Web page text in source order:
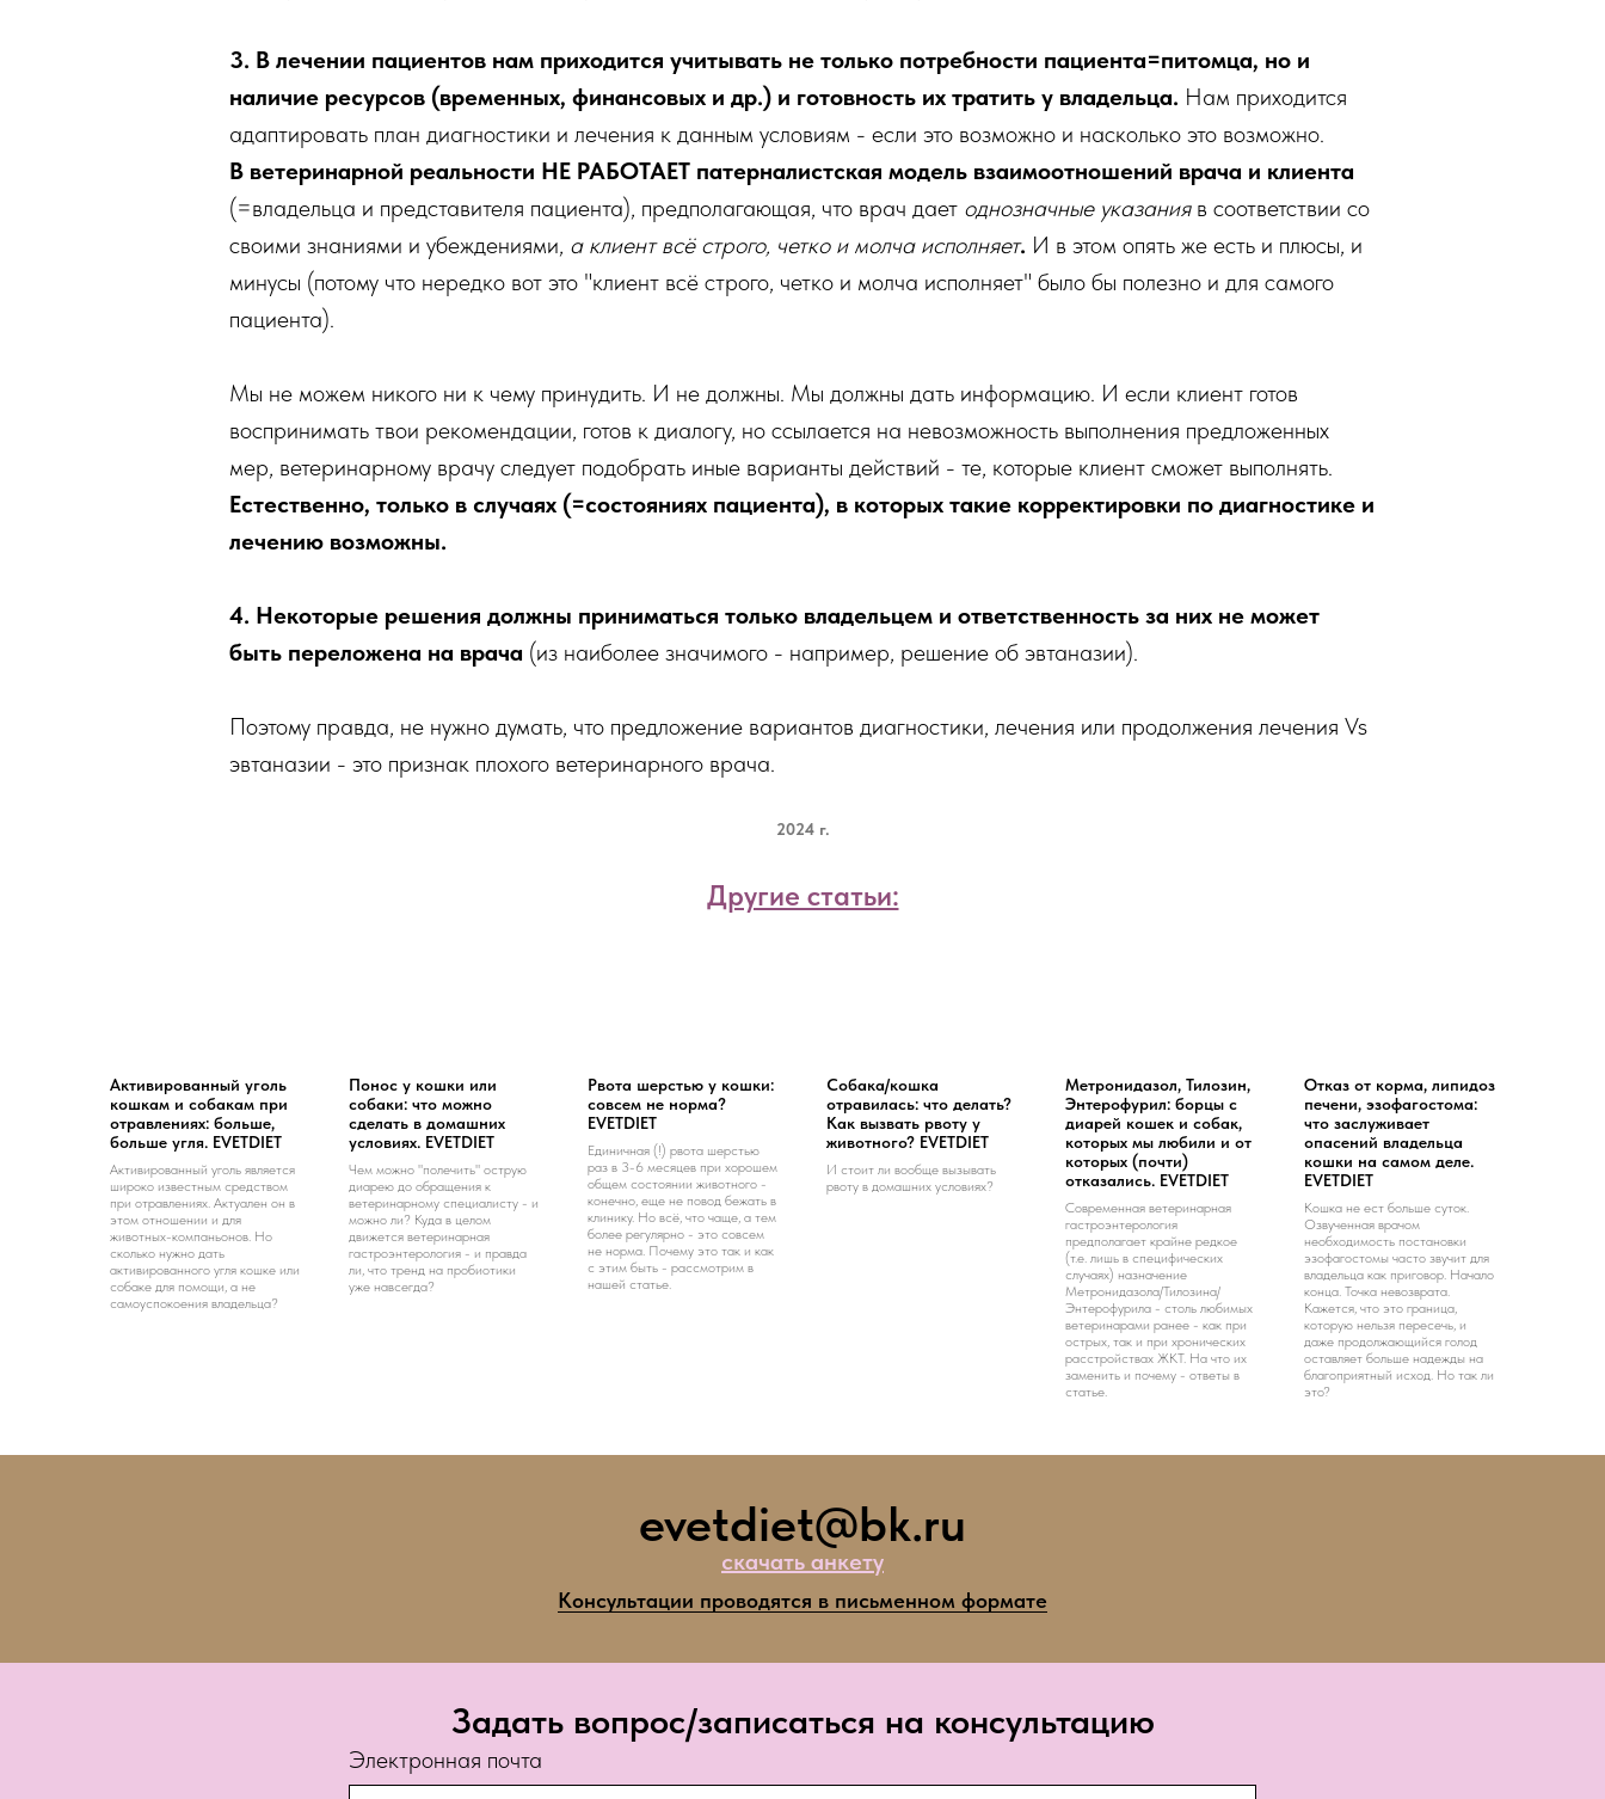
3. В лечении пациентов нам приходится учитывать не только потребности пациента=питомца, но и
наличие ресурсов (временных, финансовых и др.) и готовность их тратить у владельца. Нам приходится
адаптировать план диагностики и лечения к данным условиям - если это возможно и насколько это возможно.
В ветеринарной реальности НЕ РАБОТАЕТ патерналистская модель взаимоотношений врача и клиента
(=владельца и представителя пациента), предполагающая, что врач дает однозначные указания в соответствии со
своими знаниями и убеждениями, а клиент всё строго, четко и молча исполняет. И в этом опять же есть и плюсы, и
минусы (потому что нередко вот это "клиент всё строго, четко и молча исполняет" было бы полезно и для самого
пациента).
Мы не можем никого ни к чему принудить. И не должны. Мы должны дать информацию. И если клиент готов
воспринимать твои рекомендации, готов к диалогу, но ссылается на невозможность выполнения предложенных
мер, ветеринарному врачу следует подобрать иные варианты действий - те, которые клиент сможет выполнять.
Естественно, только в случаях (=состояниях пациента), в которых такие корректировки по диагностике и
лечению возможны.
4. Некоторые решения должны приниматься только владельцем и ответственность за них не может
быть переложена на врача (из наиболее значимого - например, решение об эвтаназии).
Поэтому правда, не нужно думать, что предложение вариантов диагностики, лечения или продолжения лечения Vs
эвтаназии - это признак плохого ветеринарного врача.
2024 г.
Другие статьи:
Активированный уголь
кошкам и собакам при
отравлениях: больше,
больше угля. EVETDIET
Активированный уголь является
широко известным средством
при отравлениях. Актуален он в
этом отношении и для
животных-компаньонов. Но
сколько нужно дать
активированного угля кошке или
собаке для помощи, а не
самоуспокоения владельца?
Понос у кошки или
собаки: что можно
сделать в домашних
условиях. EVETDIET
Чем можно "полечить" острую
диарею до обращения к
ветеринарному специалисту - и
можно ли? Куда в целом
движется ветеринарная
гастроэнтерология - и правда
ли, что тренд на пробиотики
уже навсегда?
Рвота шерстью у кошки:
совсем не норма?
EVETDIET
Единичная (!) рвота шерстью
раз в 3-6 месяцев при хорошем
общем состоянии животного -
конечно, еще не повод бежать в
клинику. Но всё, что чаще, а тем
более регулярно - это совсем
не норма. Почему это так и как
с этим быть - рассмотрим в
нашей статье.
Собака/кошка
отравилась: что делать?
Как вызвать рвоту у
животного? EVETDIET
И стоит ли вообще вызывать
рвоту в домашних условиях?
Метронидазол, Тилозин,
Энтерофурил: борцы с
диарей кошек и собак,
которых мы любили и от
которых (почти)
отказались. EVETDIET
Современная ветеринарная
гастроэнтерология
предполагает крайне редкое
(т.е. лишь в специфических
случаях) назначение
Метронидазола/Тилозина/
Энтерофурила - столь любимых
ветеринарами ранее - как при
острых, так и при хронических
расстройствах ЖКТ. На что их
заменить и почему - ответы в
статье.
Отказ от корма, липидоз
печени, эзофагостома:
что заслуживает
опасений владельца
кошки на самом деле.
EVETDIET
Кошка не ест больше суток.
Озвученная врачом
необходимость постановки
эзофагостомы часто звучит для
владельца как приговор. Начало
конца. Точка невозврата.
Кажется, что это граница,
которую нельзя пересечь, и
даже продолжающийся голод
оставляет больше надежды на
благоприятный исход. Но так ли
это?
evetdiet@bk.ru
скачать анкету
Консультации проводятся в письменном формате
Задать вопрос/записаться на консультацию
Электронная почта